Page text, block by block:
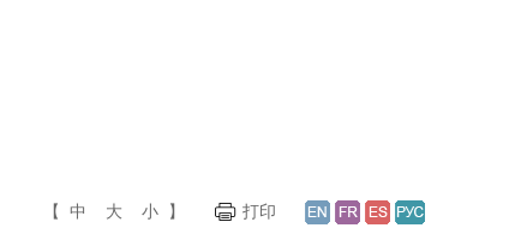
【 中 大 小 】 打印